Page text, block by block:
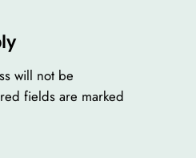
will not be
fields are marked